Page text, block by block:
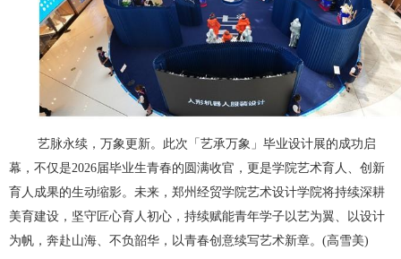
艺脉永续，万象更新。此次「艺承万象」毕业设计展的成功启
幕，不仅是2026届毕业生青春的圆满收官，更是学院艺术育人、创新
育人成果的生动缩影。未来，郑州经贸学院艺术设计学院将持续深耕
美育建设，坚守匠心育人初心，持续赋能青年学子以艺为翼、以设计
为帆，奔赴山海、不负韶华，以青春创意续写艺术新章。(高雪美)